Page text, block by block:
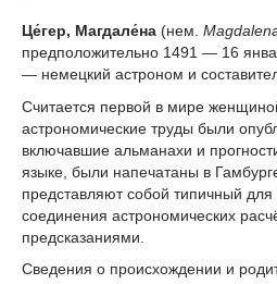
Це́гер, Магдале́на (нем.
предположительно 1491 — 16
— немецкий астроном и
Считается первой в мире
астрономические труды были
включавшие альманахи и
языке, были напечатаны в
представляют собой типичный для
соединения астрономических
предсказаниями.
Сведения о происхождении и